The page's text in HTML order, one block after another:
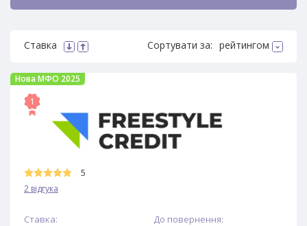
Ставка Сортувати за: рейтингом
Нова МФО 2025
1
5
2 відгука
Ставка: До повернення: